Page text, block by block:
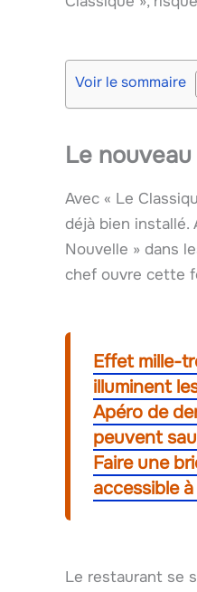
Voir le sommaire
Le
Avec « Le
déjà bien installé.
Nouvelle » dans
chef ouvre cette
Effet mille-
illuminent
Apéro de
peuvent
Faire une
accessible
Le restaurant se